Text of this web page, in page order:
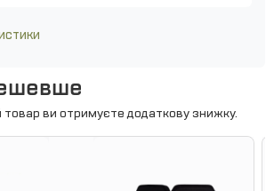
ви отримуєте додаткову знижку.